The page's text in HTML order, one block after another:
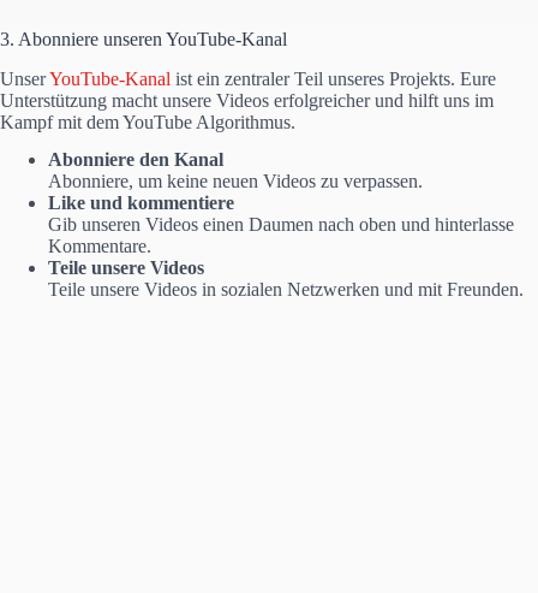
3. Abonniere unseren YouTube-Kanal
UnserYouTube-Kanal ist ein zentraler Teil unseres Projekts. Eure
Unterstützung macht unsere Videos erfolgreicher und hilft uns im
Kampf mit dem YouTube Algorithmus.
Abonniere den Kanal
Abonniere, um keine neuen Videos zu verpassen.
Like und kommentiere
Gib unseren Videos einen Daumen nach oben und hinterlasse
Kommentare.
Teile unsere Videos
Teile unsere Videos in sozialen Netzwerken und mit Freunden.